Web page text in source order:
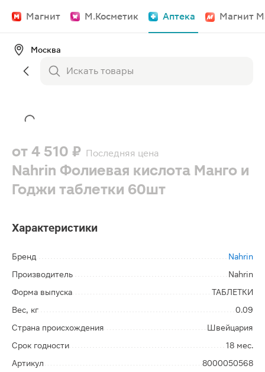
Магнит М.Косметик Аптека Магнит
Москва
от 4 510 ₽ Последняя цена
Nahrin Фолиевая кислота Манго и
Годжи таблетки 60шт
Характеристики
Бренд
Nahrin
Производитель
Nahrin
Форма выпуска
ТАБЛЕТКИ
Вес, кг
0.09
Страна происхождения
Швейцария
Срок годности
18 мес.
Артикул
8000050568